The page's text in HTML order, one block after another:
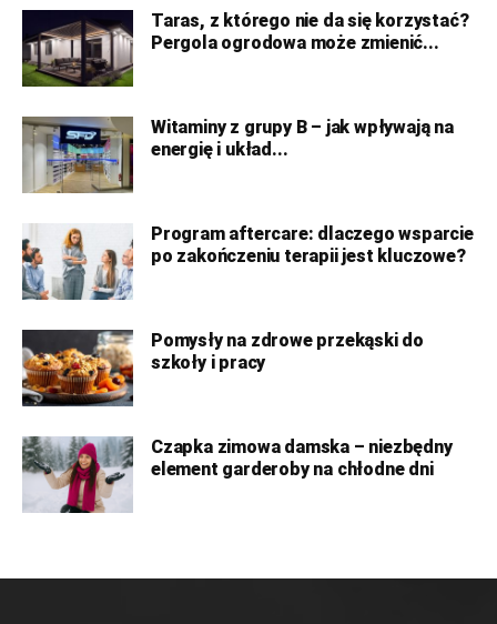
Taras, z którego nie da się korzystać?
Pergola ogrodowa może zmienić...
Witaminy z grupy B – jak wpływają na
energię i układ...
Program aftercare: dlaczego wsparcie
po zakończeniu terapii jest kluczowe?
Pomysły na zdrowe przekąski do
szkoły i pracy
Czapka zimowa damska – niezbędny
element garderoby na chłodne dni